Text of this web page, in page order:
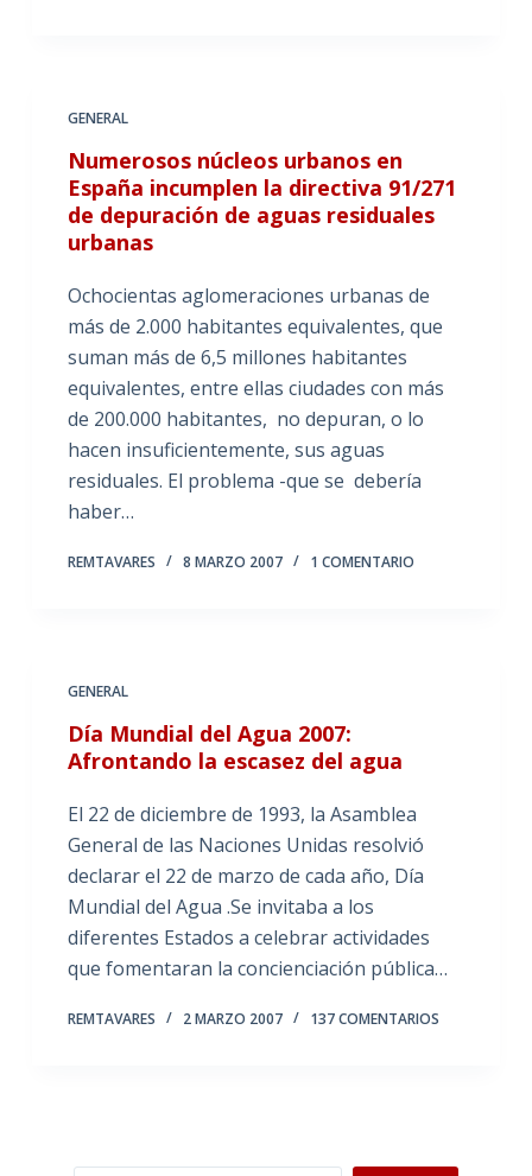
GENERAL
Numerosos núcleos urbanos en
España incumplen la directiva 91/271
de depuración de aguas residuales
urbanas
Ochocientas aglomeraciones urbanas de
más de 2.000 habitantes equivalentes, que
suman más de 6,5 millones habitantes
equivalentes, entre ellas ciudades con más
de 200.000 habitantes, no depuran, o lo
hacen insuficientemente, sus aguas
residuales. El problema -que se debería
haber…
REMTAVARES 8 MARZO 2007 1 COMENTARIO
GENERAL
Día Mundial del Agua 2007:
Afrontando la escasez del agua
El 22 de diciembre de 1993, la Asamblea
General de las Naciones Unidas resolvió
declarar el 22 de marzo de cada año, Día
Mundial del Agua .Se invitaba a los
diferentes Estados a celebrar actividades
que fomentaran la concienciación pública…
REMTAVARES 2 MARZO 2007 137 COMENTARIOS